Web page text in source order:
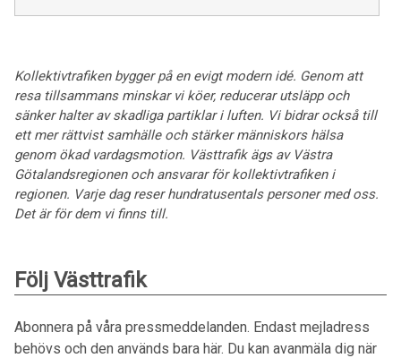
Kollektivtrafiken bygger på en evigt modern idé. Genom att
resa tillsammans minskar vi köer, reducerar utsläpp och
sänker halter av skadliga partiklar i luften. Vi bidrar också till
ett mer rättvist samhälle och stärker människors hälsa
genom ökad vardagsmotion. Västtrafik ägs av Västra
Götalandsregionen och ansvarar för kollektivtrafiken i
regionen. Varje dag reser hundratusentals personer med oss.
Det är för dem vi finns till.
Följ Västtrafik
Abonnera på våra pressmeddelanden. Endast mejladress
behövs och den används bara här. Du kan avanmäla dig när